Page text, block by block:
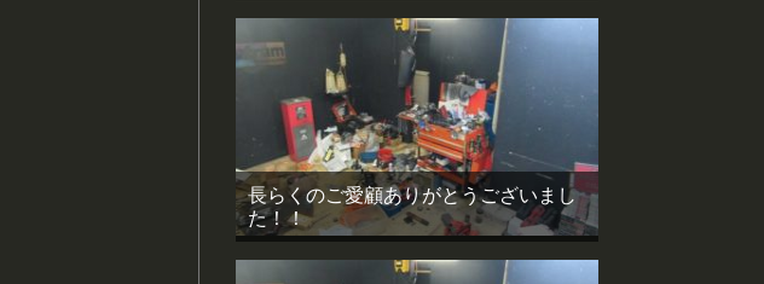
長らくのご愛顧ありがとうございまし
た！！